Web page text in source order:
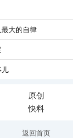
大的自律
儿
原创
快料
返回首页